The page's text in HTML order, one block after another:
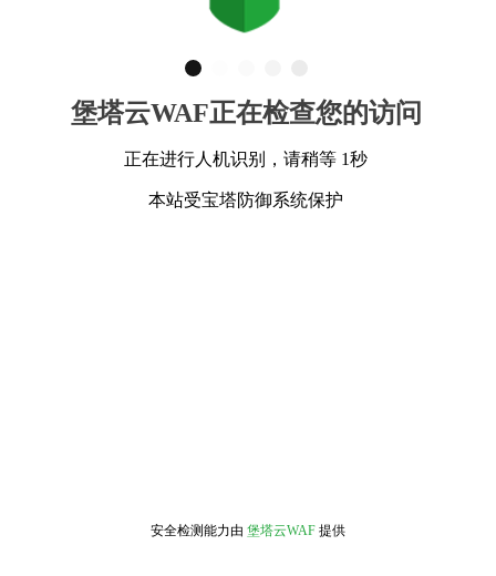
堡塔云WAF正在检查您的访问
正在进行人机识别，请稍等 1秒
本站受宝塔防御系统保护
安全检测能力由 堡塔云WAF 提供